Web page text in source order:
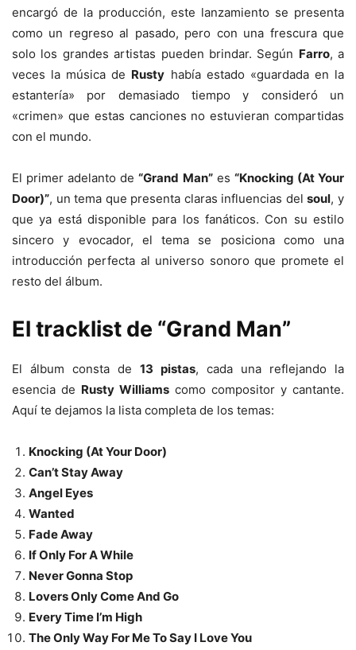
encargó de la producción, este lanzamiento se presenta
como un regreso al pasado, pero con una frescura que
solo los grandes artistas pueden brindar. Según Farro, a
veces la música de Rusty había estado «guardada en la
estantería» por demasiado tiempo y consideró un
«crimen» que estas canciones no estuvieran compartidas
con el mundo.
El primer adelanto de“Grand Man”es “Knocking (At Your
Door)”, un tema que presenta claras influencias delsoul, y
que ya está disponible para los fanáticos. Con su estilo
sincero y evocador, el tema se posiciona como una
introducción perfecta al universo sonoro que promete el
resto del álbum.
El tracklist de “Grand Man”
El álbum consta de 13 pistas, cada una reflejando la
esencia de Rusty Williams como compositor y cantante.
Aquí te dejamos la lista completa de los temas:
Knocking (At Your Door)
Can’t Stay Away
Angel Eyes
Wanted
Fade Away
If Only For A While
Never Gonna Stop
Lovers Only Come And Go
Every Time I’m High
The Only Way For Me To Say I Love You